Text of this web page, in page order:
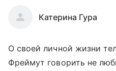
Катерина Гура
О своей личной жизни
Фреймут говорить не